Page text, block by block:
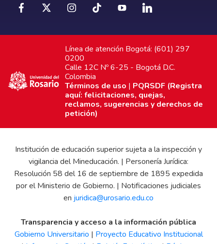
Línea de atención Bogotá: (601) 297
0200
Calle 12C Nº 6-25 - Bogotá D.C.
Colombia
Términos de uso | PQRSDF (Registra
aquí: felicitaciones, quejas,
reclamos, sugerencias y derechos de
petición)
Institución de educación superior sujeta a la inspección y
vigilancia del Mineducación. | Personería Jurídica:
Resolución 58 del 16 de septiembre de 1895 expedida
por el Ministerio de Gobierno. | Notificaciones judiciales
en juridica@urosario.edu.co
Transparencia y acceso a la información pública
Gobierno Universitario | Proyecto Educativo Institucional